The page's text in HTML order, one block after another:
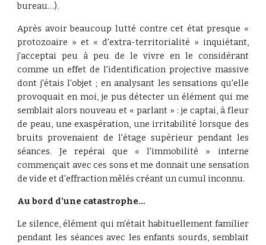
bureau…).
Après avoir beaucoup lutté contre cet état presque «
protozoaire » et « d'extra-territorialité » inquiétant,
j'acceptai peu à peu de le vivre en le considérant
comme un effet de l'identification projective massive
dont j'étais l'objet ; en analysant les sensations qu'elle
provoquait en moi, je pus détecter un élément qui me
semblait alors nouveau et « parlant » : je captai, à fleur
de peau, une exaspération, une irritabilité lorsque des
bruits provenaient de l'étage supérieur pendant les
séances. Je repérai que « l'immobilité » interne
commençait avec ces sons et me donnait une sensation
de vide et d'effraction mêlés créant un cumul inconnu.
Au bord d’une catastrophe…
Le silence, élément qui m'était habituellement familier
pendant les séances avec les enfants sourds, semblait